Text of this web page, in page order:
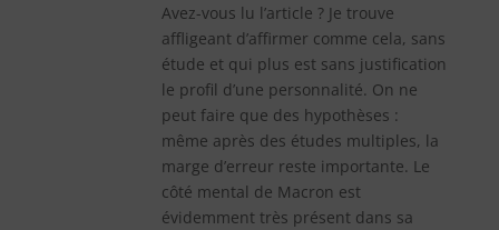
Avez-vous lu l’article ? Je trouve
affligeant d’affirmer comme cela, sans
étude et qui plus est sans justification
le profil d’une personnalité. On ne
peut faire que des hypothèses :
même après des études multiples, la
marge d’erreur reste importante. Le
côté mental de Macron est
évidemment très présent dans sa